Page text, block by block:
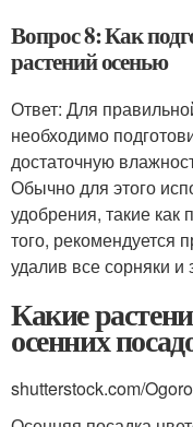
Вопрос 8: Как
растений осенью
Ответ: Для
необходимо
достаточную
Обычно для этого
удобрения, такие
того, рекомендуется
удалив все сорняки и
Какие
осенних
shutterstock.com/